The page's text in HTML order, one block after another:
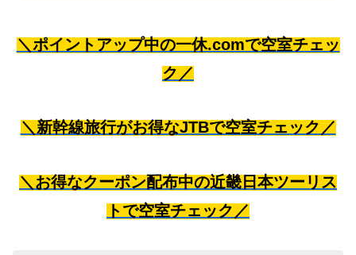
＼ポイントアップ中の一休.comで空室チェッ
ク／
＼新幹線旅行がお得なJTBで空室チェック／
＼お得なクーポン配布中の近畿日本ツーリス
トで空室チェック／